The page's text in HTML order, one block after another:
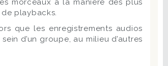
morceaux à la manière des plus
de playbacks.
que les enregistrements audios
d’un groupe, au milieu d’autres